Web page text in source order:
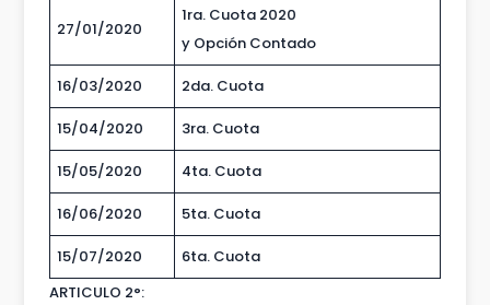
27/01/2020
1ra. Cuota 2020
y Opción Contado
16/03/2020 2da. Cuota
15/04/2020 3ra. Cuota
15/05/2020 4ta. Cuota
16/06/2020 5ta. Cuota
15/07/2020
6ta. Cuota
ARTICULO 2°: